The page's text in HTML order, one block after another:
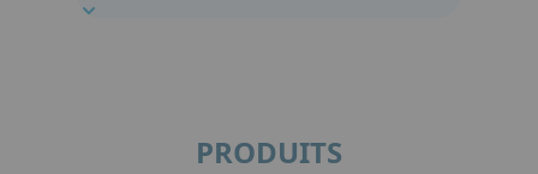
PRODUITS